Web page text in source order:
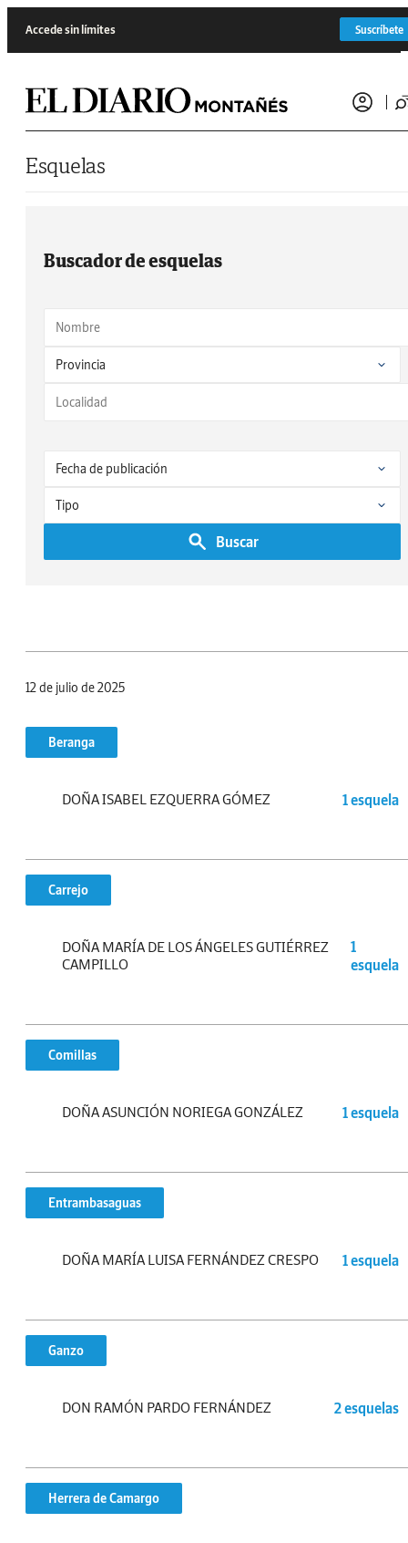
Accede sin límites Suscríbete
Esquelas
Buscador de esquelas
Buscar
12 de julio de 2025
Beranga
DOÑA ISABEL EZQUERRA GÓMEZ 1 esquela
Carrejo
DOÑA MARÍA DE LOS ÁNGELES GUTIÉRREZ
CAMPILLO
1
esquela
Comillas
DOÑA ASUNCIÓN NORIEGA GONZÁLEZ 1 esquela
Entrambasaguas
DOÑA MARÍA LUISA FERNÁNDEZ CRESPO 1 esquela
Ganzo
DON RAMÓN PARDO FERNÁNDEZ 2 esquelas
Herrera de Camargo